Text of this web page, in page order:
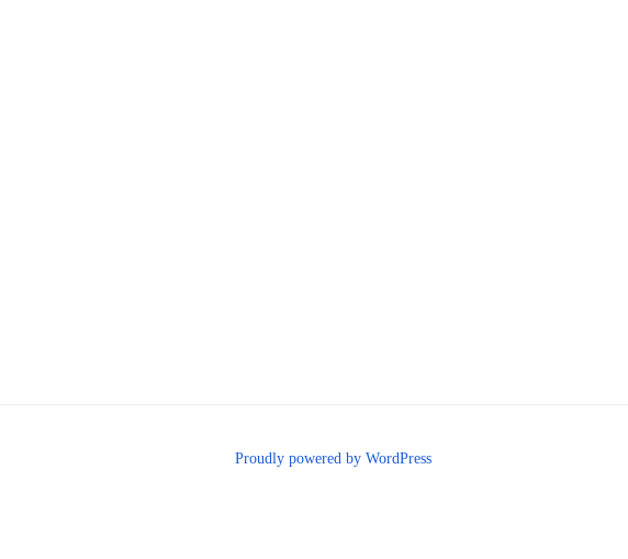
Proudly powered by WordPress